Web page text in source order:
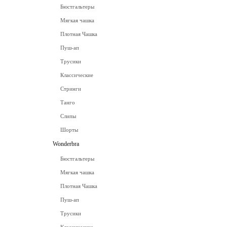
Бюстгальтеры
Мягкая чашка
Плотная Чашка
Пуш-ап
Трусики
Классические
Стринги
Танго
Слипы
Шорты
Wonderbra
Бюстгальтеры
Мягкая чашка
Плотная Чашка
Пуш-ап
Трусики